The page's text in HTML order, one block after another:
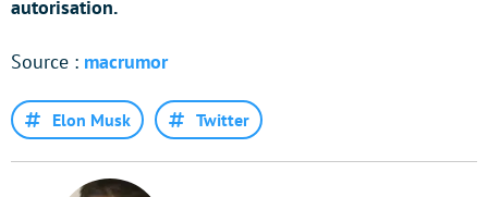
autorisation.
Source : macrumor
Elon Musk Twitter